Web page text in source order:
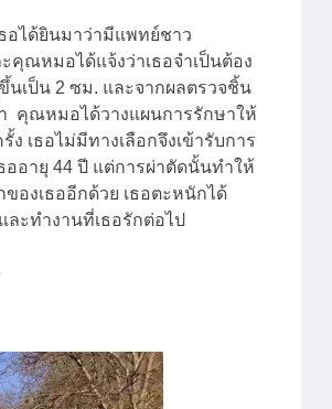
ได้ยินมาว่ามีแพทย์ชาว
คุณหมอได้แจ้งว่าเธอจำเป็นต้อง
นเป็น 2 ซม. และจากผลตรวจชิ้น
า คุณหมอได้วางแผนการรักษาให้
ง เธอไม่มีทางเลือกจึงเข้ารับการ
ออายุ 44 ปี แต่การผ่าตัดนั้นทำให้
องเธออีกด้วย เธอตะหนักได้
ละทำงานที่เธอรักต่อไป